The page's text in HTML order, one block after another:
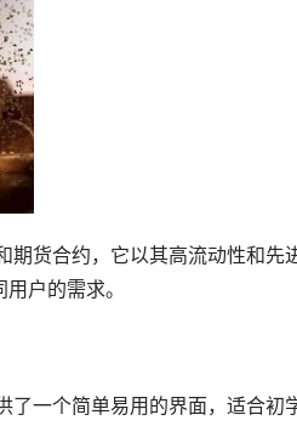
期货合约，它以其高流动性和先
户的需求。
了一个简单易用的界面，适合初